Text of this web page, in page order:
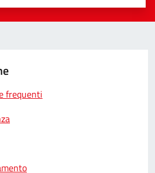
stelle su 5
su 5
5
frequenti